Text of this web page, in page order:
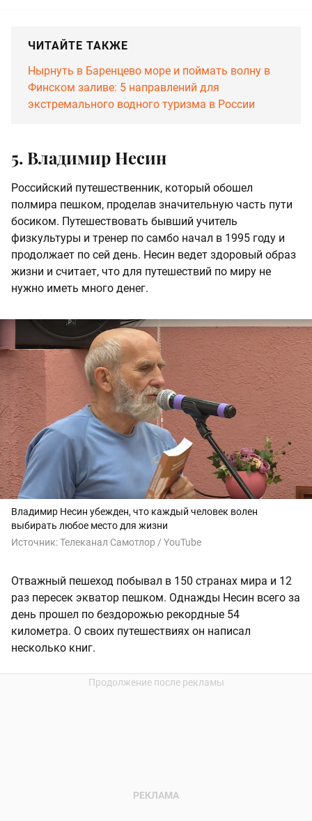
ЧИТАЙТЕ ТАКЖЕ
Нырнуть в Баренцево море и поймать волну в
Финском заливе: 5 направлений для
экстремального водного туризма в России
5. Владимир Несин
Российский путешественник, который обошел
полмира пешком, проделав значительную часть пути
босиком. Путешествовать бывший учитель
физкультуры и тренер по самбо начал в 1995 году и
продолжает по сей день. Несин ведет здоровый образ
жизни и считает, что для путешествий по миру не
нужно иметь много денег.
Владимир Несин убежден, что каждый человек волен
выбирать любое место для жизни
Источник:Телеканал Самотлор / YouTube
Отважный пешеход побывал в 150 странах мира и 12
раз пересек экватор пешком. Однажды Несин всего за
день прошел по бездорожью рекордные 54
километра. О своих путешествиях он написал
несколько книг.